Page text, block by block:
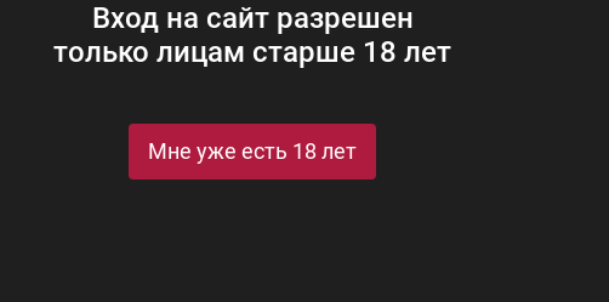
Вход на сайт разрешен
только лицам старше 18 лет
Мне уже есть 18 лет